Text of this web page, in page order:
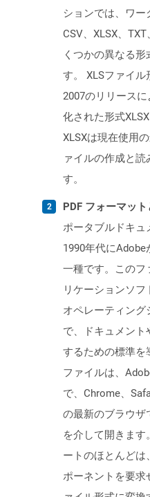
ションでは、ワー
CSV、XLSX、
くつかの異なる
す。 XLSファイ
2007のリリース
化された形式
XLSXは現在使用
ァイルの作成と
す。
PDF フォーマッ
ポータブルドキュ
1990年代に
一種です。このフ
リケーションソフ
オペレーティン
で、ドキュメン
するための標準を
ファイルは、
で、Chrome、
の最新のブラウザ
を介して開きます
ートのほとんどは
ポーネントを要求